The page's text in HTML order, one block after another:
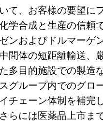
て、お客様の要望に
学合成と生産の信頼
ンおよびドルマーゲ
間体の短距離輸送、
多目的施設での製造
グループ内でのグロ
チェーン体制を補完
らには医薬品上市ま